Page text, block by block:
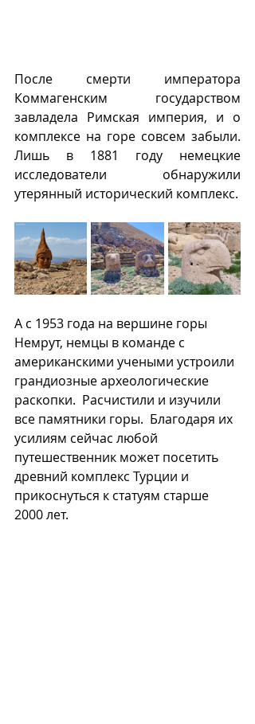
После смерти императора
Коммагенским государством
завладела Римская империя, и о
комплексе на горе совсем забыли.
Лишь в 1881 году немецкие
исследователи обнаружили
утерянный исторический комплекс.
А с 1953 года на вершине горы
Немрут, немцы в команде с
американскими учеными устроили
грандиозные археологические
раскопки.  Расчистили и изучили
все памятники горы.  Благодаря их
усилиям сейчас любой
путешественник может посетить
древний комплекс Турции и
прикоснуться к статуям старше
2000 лет.